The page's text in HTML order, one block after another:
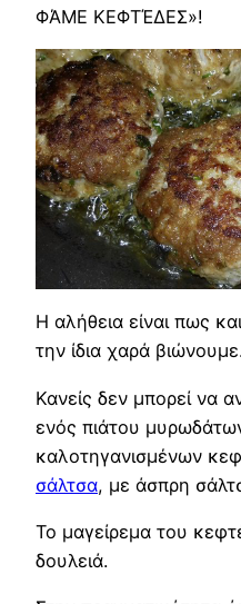
ΦΆΜΕ ΚΕΦΤΈΔΕΣ»!
Η αλήθεια είναι πως
την ίδια χαρά
Κανείς δεν μπορεί να
ενός πιάτου
καλοτηγανισμένων
σάλτσα, με άσπρη
Το μαγείρεμα του
δουλειά.